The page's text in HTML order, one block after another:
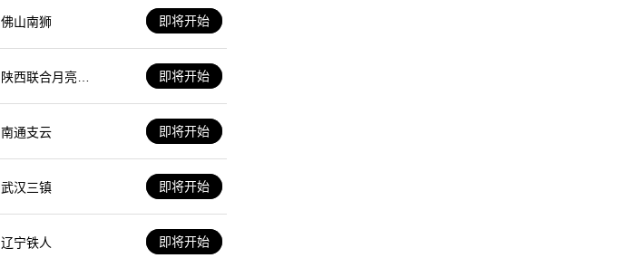
佛山南狮 即将开始
陕西联合月亮泊
即将开始
南通支云 即将开始
武汉三镇 即将开始
辽宁铁人 即将开始